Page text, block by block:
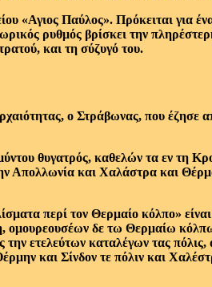
«Αγιος Παύλος». Πρόκειται για
ρυθμός βρίσκει την
και τη σύζυγό του.
ο Στράβωνας, που
θυγατρός, καθελών τα εν τη
ην Απολλωνία και Χαλάστρα και
περί τον Θερμαίο κόλπο»
δε τω Θερμαίω
ετελεύτων καταλέγων τας
και Σίνδον τε πόλιν και